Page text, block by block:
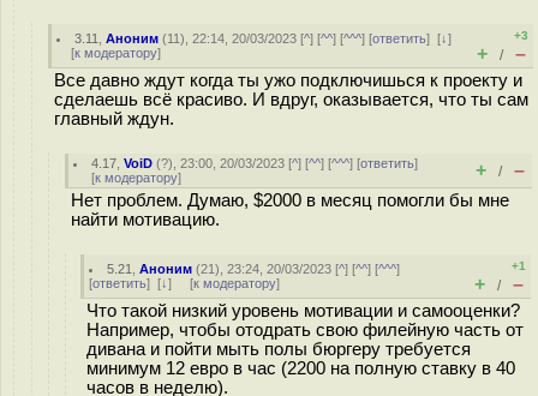
3.11 ,Аноним (11), 22:14, 20/03/2023 [^] [^^] [^^^] [ответить][↓]
[к модератору]
+3
+ / –
Все давно ждут когда ты ужо подключишься к проекту и
сделаешь всё красиво. И вдруг, оказывается, что ты сам
главный ждун.
4.17 ,VoiD (?), 23:00, 20/03/2023 [^] [^^] [^^^] [ответить]
[к модератору] + / –
Нет проблем. Думаю, $2000 в месяц помогли бы мне
найти мотивацию.
5.21 ,Аноним (21), 23:24, 20/03/2023 [^] [^^] [^^^]
[ответить] [↓] [к модератору]
+1
+ / –
Что такой низкий уровень мотивации и самооценки?
Например, чтобы отодрать свою филейную часть от
дивана и пойти мыть полы бюргеру требуется
минимум 12 евро в час (2200 на полную ставку в 40
часов в неделю).